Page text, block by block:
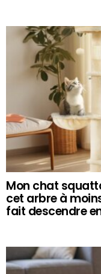
Mon chat
cet arbre à
fait descendre